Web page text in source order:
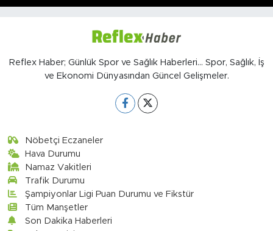
Reflex Haber; Günlük Spor ve Sağlık Haberleri... Spor, Sağlık, İş
ve Ekonomi Dünyasından Güncel Gelişmeler.
Nöbetçi Eczaneler
Hava Durumu
Namaz Vakitleri
Trafik Durumu
Şampiyonlar Ligi Puan Durumu ve Fikstür
Tüm Manşetler
Son Dakika Haberleri